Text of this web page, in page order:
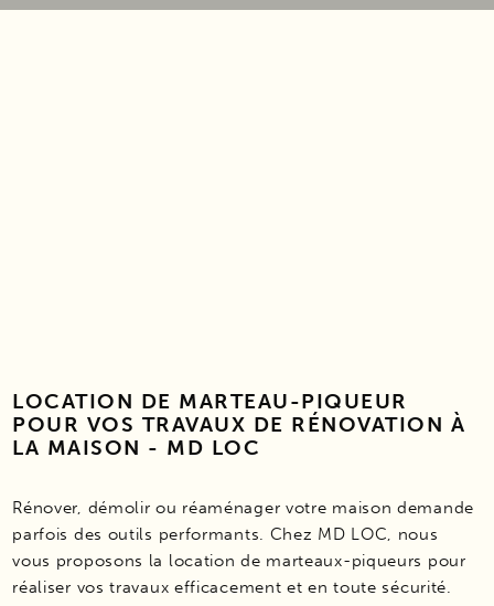
LOCATION DE MARTEAU-PIQUEUR
POUR VOS TRAVAUX DE RÉNOVATION À
LA MAISON - MD LOC
Rénover, démolir ou réaménager votre maison demande
parfois des outils performants. Chez MD LOC, nous
vous proposons la location de marteaux-piqueurs pour
réaliser vos travaux efficacement et en toute sécurité.